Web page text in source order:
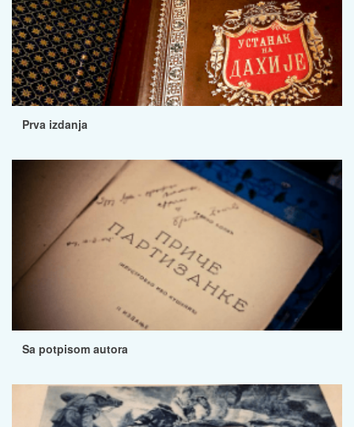
Prva izdanja
Sa potpisom autora